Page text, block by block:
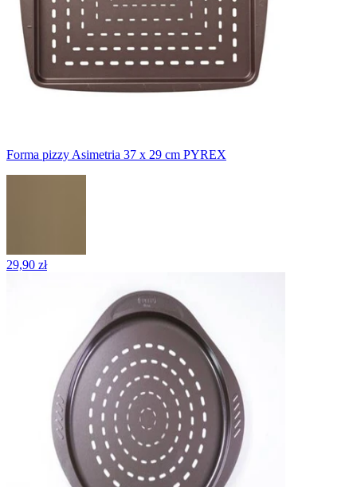
Forma pizzy Asimetria 37 x 29 cm PYREX
29,90 zł